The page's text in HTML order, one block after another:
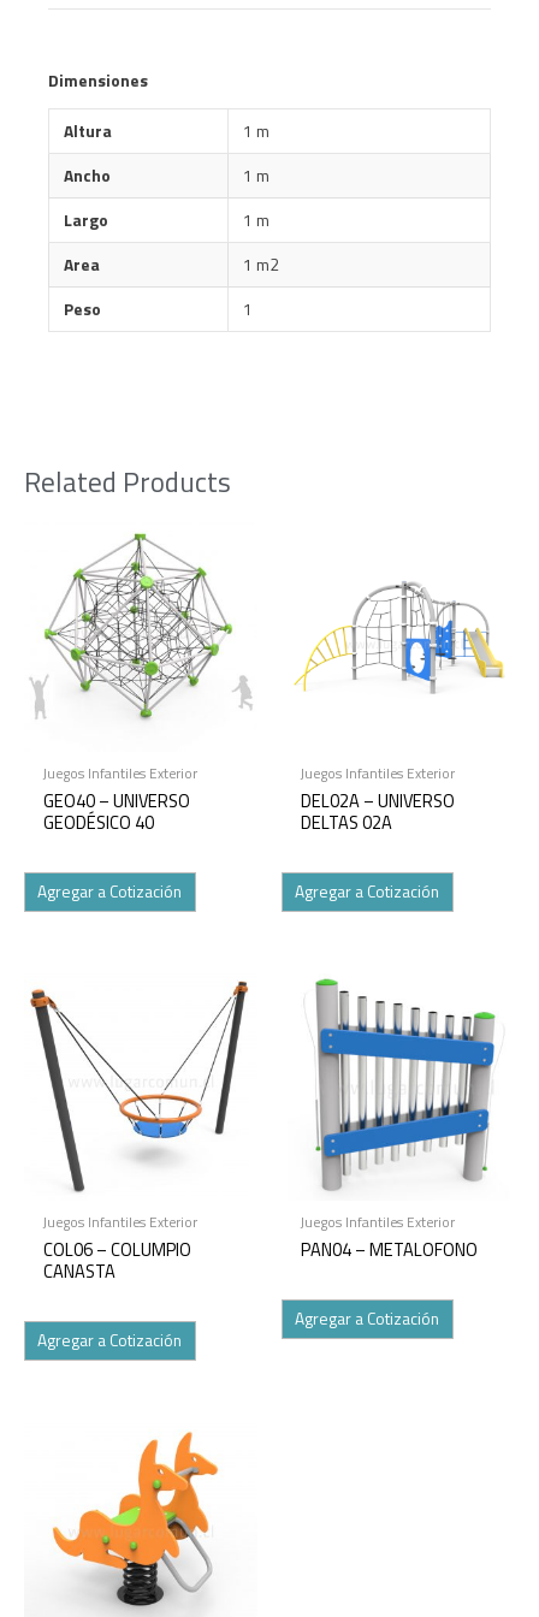
Dimensiones
Altura
1 m
Ancho
1 m
Largo
1 m
Area
1 m2
Peso
1
Related Products
Juegos Infantiles Exterior
GEO40 – UNIVERSO
GEODÉSICO 40
Agregar a Cotización
Juegos Infantiles Exterior
DEL02A – UNIVERSO
DELTAS 02A
Agregar a Cotización
Juegos Infantiles Exterior
COL06 – COLUMPIO
CANASTA
Agregar a Cotización
Juegos Infantiles Exterior
PAN04 – METALOFONO
Agregar a Cotización